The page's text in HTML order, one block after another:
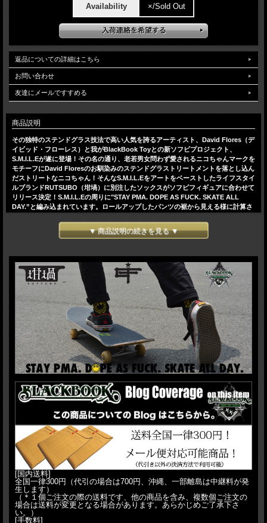
Availability ×/Sold Out
返品についての詳細はこちら
お問い合わせ
友達にメールですすめる
商品説明
その独特のステンドグラス技法で高い人気を誇るアーティスト、David Flores（デ
イビッド・フローレス）と我がBlackBook Toyとの新ソフビプロジェクト、
S.M.I.L.Eが遂に登場！その名の通り、老若男女問わず愛されるニコちゃんマークを
モチーフにDavid Floresのお馴染みのステンドグラストリートメントを落とし込ん
だストリートなニコちゃん！そんなS.M.I.L.Eをアートをベーストしたライフスタイ
ルブランドRUTSUBO（坩堝）に別注したソックスがソフビフィギュアに合わせて
リリース決定！S.M.I.L.Eの周りに"STAY PMA. DOPE AS FUCK. SKATE ALL
DAY.”と編み込まれています。ロールアップしたパンツの裾から見える様に計算さ
メ！プレゼントとしても喜ばれます。こちらはBK。
300円にて発送可能です。発送方法でメール便を指定ください。
▼ 商品説明の続きを見る ▼
[国内送料]
全国一律300円（代引の場合は700円、沖縄、一部離島は中継料が発
生します）
（＊１個ご注文の際の送料です、他の商品を含み、複数個ご注文の
場合は送料が変更となる場合があります。あらかじめご了承下さ
い。）
[手数料]